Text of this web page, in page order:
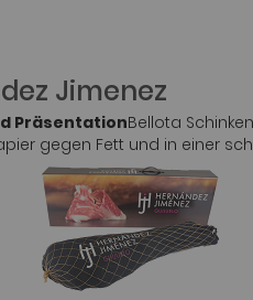
Jimenez
PräsentationBellota
gegen Fett und in einer